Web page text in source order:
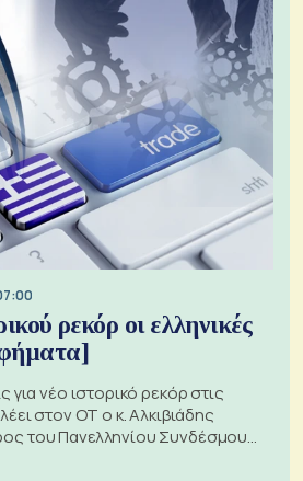
ρεκόρ οι ελληνικές
για νέο ιστορικό ρεκόρ στις
στον ΟΤ ο κ. Αλκιβιάδης
του Πανελληνίου Συνδέσμου